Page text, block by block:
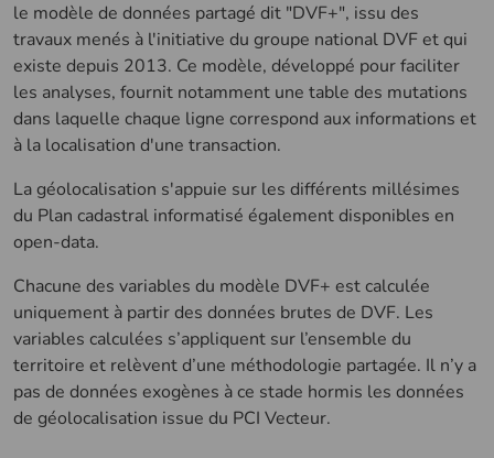
le modèle de données partagé dit "DVF+", issu des
travaux menés à l'initiative du groupe national DVF et qui
existe depuis 2013. Ce modèle, développé pour faciliter
les analyses, fournit notamment une table des mutations
dans laquelle chaque ligne correspond aux informations et
à la localisation d'une transaction.
La géolocalisation s'appuie sur les différents millésimes
du Plan cadastral informatisé également disponibles en
open-data.
Chacune des variables du modèle DVF+ est calculée
uniquement à partir des données brutes de DVF. Les
variables calculées s’appliquent sur l’ensemble du
territoire et relèvent d’une méthodologie partagée. Il n’y a
pas de données exogènes à ce stade hormis les données
de géolocalisation issue du PCI Vecteur.